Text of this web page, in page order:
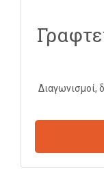
Διαγωνισμοί,